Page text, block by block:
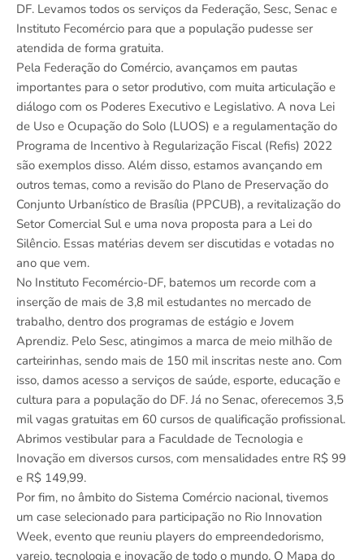
DF. Levamos todos os serviços da Federação, Sesc, Senac e
Instituto Fecomércio para que a população pudesse ser
atendida de forma gratuita.
Pela Federação do Comércio, avançamos em pautas
importantes para o setor produtivo, com muita articulação e
diálogo com os Poderes Executivo e Legislativo. A nova Lei
de Uso e Ocupação do Solo (LUOS) e a regulamentação do
Programa de Incentivo à Regularização Fiscal (Refis) 2022
são exemplos disso. Além disso, estamos avançando em
outros temas, como a revisão do Plano de Preservação do
Conjunto Urbanístico de Brasília (PPCUB), a revitalização do
Setor Comercial Sul e uma nova proposta para a Lei do
Silêncio. Essas matérias devem ser discutidas e votadas no
ano que vem.
No Instituto Fecomércio-DF, batemos um recorde com a
inserção de mais de 3,8 mil estudantes no mercado de
trabalho, dentro dos programas de estágio e Jovem
Aprendiz. Pelo Sesc, atingimos a marca de meio milhão de
carteirinhas, sendo mais de 150 mil inscritas neste ano. Com
isso, damos acesso a serviços de saúde, esporte, educação e
cultura para a população do DF. Já no Senac, oferecemos 3,5
mil vagas gratuitas em 60 cursos de qualificação profissional.
Abrimos vestibular para a Faculdade de Tecnologia e
Inovação em diversos cursos, com mensalidades entre R$ 99
e R$ 149,99.
Por fim, no âmbito do Sistema Comércio nacional, tivemos
um case selecionado para participação no Rio Innovation
Week, evento que reuniu players do empreendedorismo,
varejo, tecnologia e inovação de todo o mundo. O Mapa do